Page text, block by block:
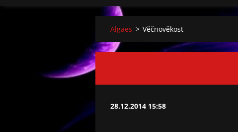
Algaes > Věčnověkost
28.12.2014 15:58